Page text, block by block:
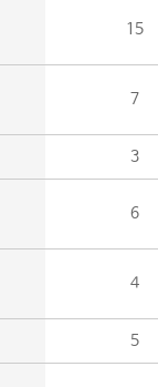
15
7
3
6
4
5